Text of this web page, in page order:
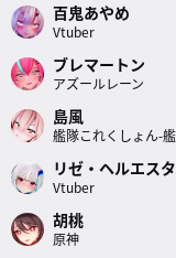
百鬼あやめ
Vtuber
ブレマートン
アズールレーン
島風
リゼ・ヘルエスタ
Vtuber
胡桃
原神